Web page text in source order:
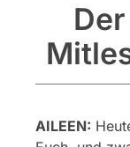
AILEEN: